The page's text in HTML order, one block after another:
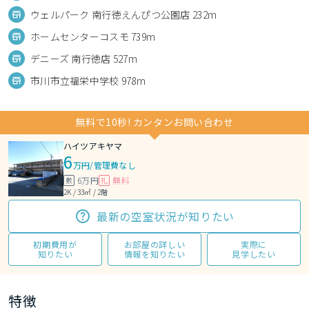
ウェルパーク 南行徳えんぴつ公園店 232m
ホームセンターコスモ 739m
デニーズ 南行徳店 527m
市川市立福栄中学校 978m
無料で10秒! カンタンお問い合わせ
ハイツアキヤマ
6万円/管理費なし
敷 6万円 礼 無料
2K / 33㎡ / 2階
最新の空室状況が知りたい
初期費用が
知りたい
お部屋の詳しい
情報を知りたい
実際に
見学したい
特徴